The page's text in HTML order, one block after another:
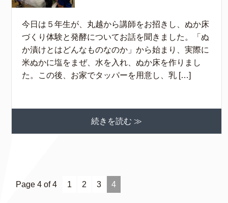
今日は５年生が、丸越から講師をお招きし、ぬか床
づくり体験と発酵についてお話を聞きました。「ぬ
か漬けとはどんなものなのか」から始まり、実際に
米ぬかに塩をまぜ、水を入れ、ぬか床を作りまし
た。この後、お家でタッパーを用意し、乳 […]
続きを読む ≫
Page 4 of 4 1 2 3 4